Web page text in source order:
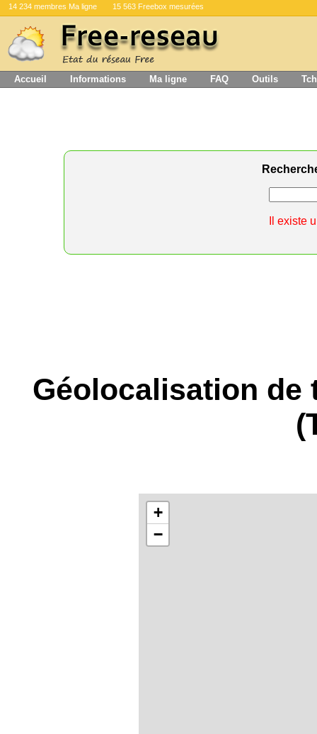
14 234 membres Ma ligne 15 563 Freebox mesurées
Accueil Informations Ma ligne FAQ Outils
Il existe
Géolocalisation de
+
−